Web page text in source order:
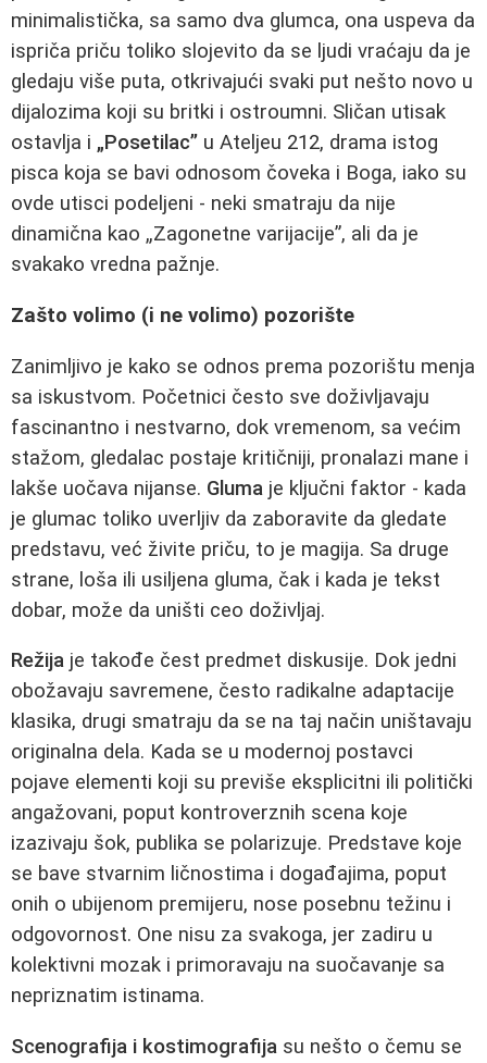
minimalistička, sa samo dva glumca, ona uspeva da
ispriča priču toliko slojevito da se ljudi vraćaju da je
gledaju više puta, otkrivajući svaki put nešto novo u
dijalozima koji su britki i ostroumni. Sličan utisak
ostavlja i „Posetilac” u Ateljeu 212, drama istog
pisca koja se bavi odnosom čoveka i Boga, iako su
ovde utisci podeljeni - neki smatraju da nije
dinamična kao „Zagonetne varijacije”, ali da je
svakako vredna pažnje.
Zašto volimo (i ne volimo) pozorište
Zanimljivo je kako se odnos prema pozorištu menja
sa iskustvom. Početnici često sve doživljavaju
fascinantno i nestvarno, dok vremenom, sa većim
stažom, gledalac postaje kritičniji, pronalazi mane i
lakše uočava nijanse. Gluma je ključni faktor - kada
je glumac toliko uverljiv da zaboravite da gledate
predstavu, već živite priču, to je magija. Sa druge
strane, loša ili usiljena gluma, čak i kada je tekst
dobar, može da uništi ceo doživljaj.
Režija je takođe čest predmet diskusije. Dok jedni
obožavaju savremene, često radikalne adaptacije
klasika, drugi smatraju da se na taj način uništavaju
originalna dela. Kada se u modernoj postavci
pojave elementi koji su previše eksplicitni ili politički
angažovani, poput kontroverznih scena koje
izazivaju šok, publika se polarizuje. Predstave koje
se bave stvarnim ličnostima i događajima, poput
onih o ubijenom premijeru, nose posebnu težinu i
odgovornost. One nisu za svakoga, jer zadiru u
kolektivni mozak i primoravaju na suočavanje sa
nepriznatim istinama.
Scenografija i kostimografija su nešto o čemu se